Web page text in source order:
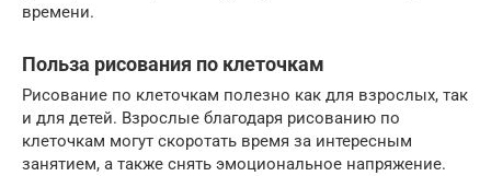
времени.
Польза рисования по клеточкам
Рисование по клеточкам полезно как для взрослых, так
и для детей. Взрослые благодаря рисованию по
клеточкам могут скоротать время за интересным
занятием, а также снять эмоциональное напряжение.